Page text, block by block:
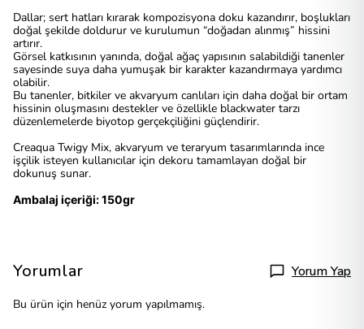
Dallar; sert hatları kırarak kompozisyona doku kazandırır, boşlukları
doğal şekilde doldurur ve kurulumun “doğadan alınmış” hissini
artırır.
Görsel katkısının yanında, doğal ağaç yapısının salabildiği tanenler
sayesinde suya daha yumuşak bir karakter kazandırmaya yardımcı
olabilir.
Bu tanenler, bitkiler ve akvaryum canlıları için daha doğal bir ortam
hissinin oluşmasını destekler ve özellikle blackwater tarzı
düzenlemelerde biyotop gerçekçiliğini güçlendirir.
Creaqua Twigy Mix, akvaryum ve teraryum tasarımlarında ince
işçilik isteyen kullanıcılar için dekoru tamamlayan doğal bir
dokunuş sunar.
Ambalaj içeriği: 150gr
Yorumlar Yorum Yap
Bu ürün için henüz yorum yapılmamış.